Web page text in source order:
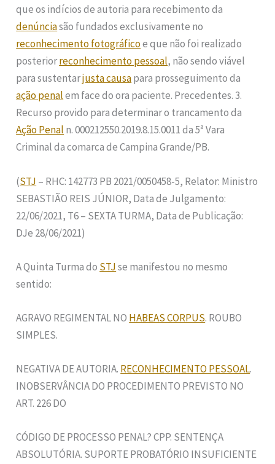
que os indícios de autoria para recebimento da
denúnciasão fundados exclusivamente no
reconhecimento fotográficoe que não foi realizado
posteriorreconhecimento pessoal, não sendo viável
para sustentarjusta causapara prosseguimento da
ação penalem face do ora paciente. Precedentes. 3.
Recurso provido para determinar o trancamento da
Ação Penal n. 000212550.2019.8.15.0011 da 5ª Vara
Criminal da comarca de Campina Grande/PB.
(STJ – RHC: 142773 PB 2021/0050458-5, Relator: Ministro
SEBASTIÃO REIS JÚNIOR, Data de Julgamento:
22/06/2021, T6 – SEXTA TURMA, Data de Publicação:
DJe 28/06/2021)
A Quinta Turma do STJse manifestou no mesmo
sentido:
AGRAVO REGIMENTAL NO HABEAS CORPUS. ROUBO
SIMPLES.
NEGATIVA DE AUTORIA. RECONHECIMENTO PESSOAL.
INOBSERVÂNCIA DO PROCEDIMENTO PREVISTO NO
ART. 226 DO
CÓDIGO DE PROCESSO PENAL? CPP. SENTENÇA
ABSOLUTÓRIA. SUPORTE PROBATÓRIO INSUFICIENTE